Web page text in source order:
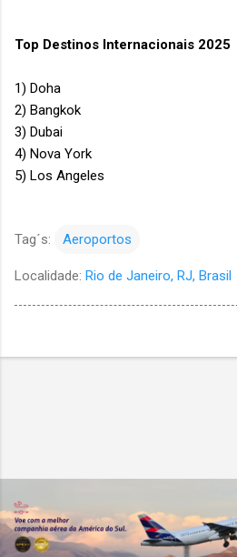
Top Destinos Internacionais 2025
1) Doha
2) Bangkok
3) Dubai
4) Nova York
5) Los Angeles
Tag´s: Aeroportos
Localidade: Rio de Janeiro, RJ, Brasil